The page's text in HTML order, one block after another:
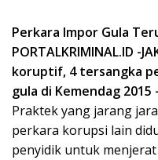
Perkara Impor Gula
PORTALKRIMINAL.ID -
koruptif, 4 tersangka
gula di Kemendag 2015
Praktek yang jarang
perkara korupsi lain
penyidik untuk